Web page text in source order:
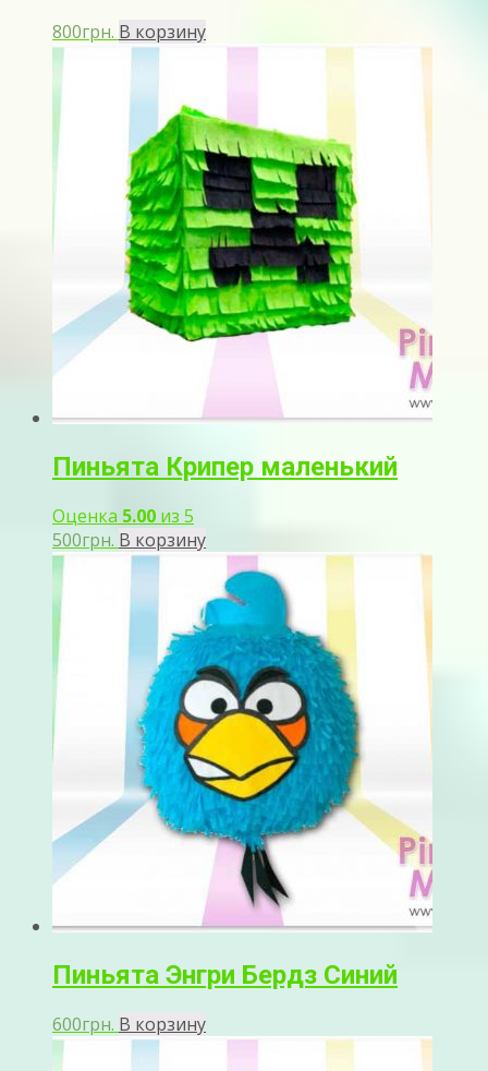
800грн. В корзину
Пиньята Крипер маленький
Оценка 5.00 из 5
500грн. В корзину
Пиньята Энгри Бердз Синий
600грн. В корзину